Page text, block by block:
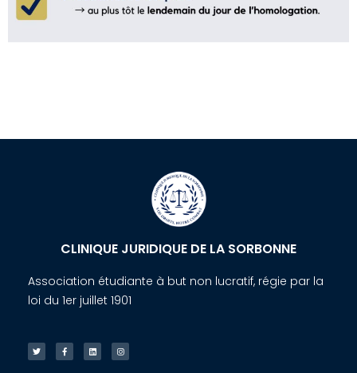
CLINIQUE JURIDIQUE DE LA SORBONNE
Association étudiante à but non lucratif, régie par la
loi du 1er juillet 1901